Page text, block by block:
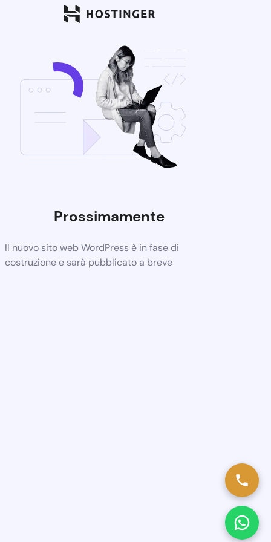
Prossimamente
Il nuovo sito web WordPress è in fase di
costruzione e sarà pubblicato a breve